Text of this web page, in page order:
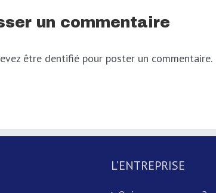
un commentaire
être dentifié pour poster un commentaire.
L’ENTREPRISE